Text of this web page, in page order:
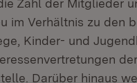
Zahl der Mitglieder
im Verhältnis zu den
Kinder- und
Darüber hinaus